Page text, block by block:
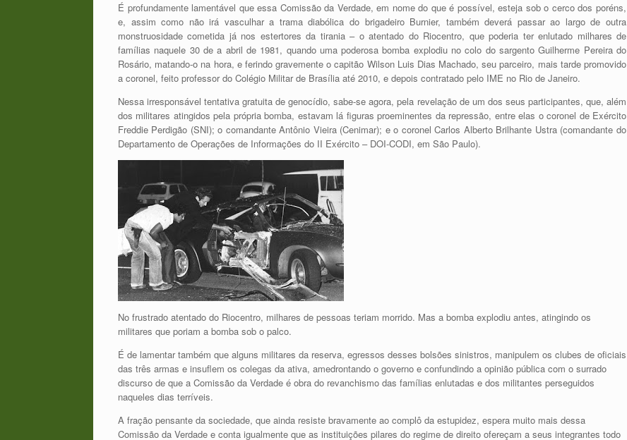
É profundamente lamentável que essa Comissão da Verdade, em nome do que é possível, esteja sob o cerco dos poréns,
e, assim como não irá vasculhar a trama diabólica do brigadeiro Burnier, também deverá passar ao largo de outra
monstruosidade cometida já nos estertores da tirania – o atentado do Riocentro, que poderia ter enlutado milhares de
famílias naquele 30 de a abril de 1981, quando uma poderosa bomba explodiu no colo do sargento Guilherme Pereira do
Rosário, matando-o na hora, e ferindo gravemente o capitão Wilson Luis Dias Machado, seu parceiro, mais tarde promovido
a coronel, feito professor do Colégio Militar de Brasília até 2010, e depois contratado pelo IME no Rio de Janeiro.
Nessa irresponsável tentativa gratuita de genocídio, sabe-se agora, pela revelação de um dos seus participantes, que, além
dos militares atingidos pela própria bomba, estavam lá figuras proeminentes da repressão, entre elas o coronel de Exército
Freddie Perdigão (SNI); o comandante Antônio Vieira (Cenimar); e o coronel Carlos Alberto Brilhante Ustra (comandante do
Departamento de Operações de Informações do II Exército – DOI-CODI, em São Paulo).
No frustrado atentado do Riocentro, milhares de pessoas teriam morrido. Mas a bomba explodiu antes, atingindo os
militares que poriam a bomba sob o palco.
É de lamentar também que alguns militares da reserva, egressos desses bolsões sinistros, manipulem os clubes de oficiais
das três armas e insuflem os colegas da ativa, amedrontando o governo e confundindo a opinião pública com o surrado
discurso de que a Comissão da Verdade é obra do revanchismo das famílias enlutadas e dos militantes perseguidos
naqueles dias terríveis.
A fração pensante da sociedade, que ainda resiste bravamente ao complô da estupidez, espera muito mais dessa
Comissão da Verdade e conta igualmente que as instituições pilares do regime de direito ofereçam a seus integrantes todo